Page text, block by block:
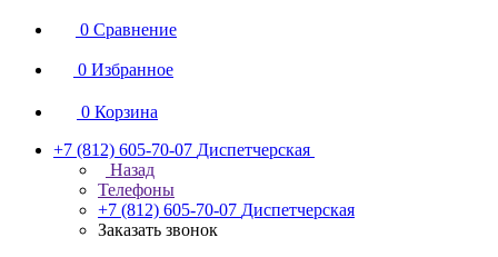
0 Сравнение
0 Избранное
0 Корзина
+7 (812) 605-70-07 Диспетчерская
Назад
Телефоны
+7 (812) 605-70-07 Диспетчерская
Заказать звонок